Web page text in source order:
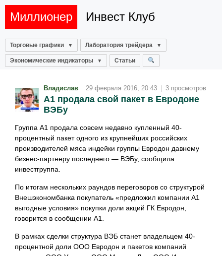
Миллионер Инвест Клуб
Торговые графики Лаборатория трейдера
Экономические индикаторы Статьи
Владислав 29 февраля 2016, 20:43 3 просмотров
А1 продала свой пакет в Евродоне
ВЭБу
Группа А1 продала совсем недавно купленный 40-
процентный пакет одного из крупнейших российских
производителей мяса индейки группы Евродон давнему
бизнес-партнеру последнего — ВЭБу, сообщила
инвестгруппа.
По итогам нескольких раундов переговоров со структурой
Внешэкономбанка покупатель «предложил компании А1
выгодные условия» покупки доли акций ГК Евродон,
говорится в сообщении А1.
В рамках сделки структура ВЭБ станет владельцем 40-
процентной доли ООО Евродон и пакетов компаний